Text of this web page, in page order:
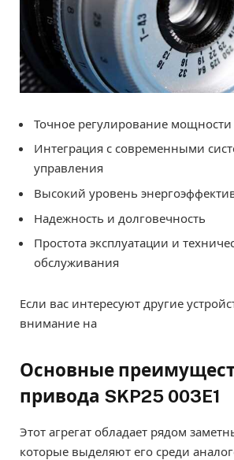
Точное регулирование мощности
Интеграция с современными
управления
Высокий уровень
Надежность и долговечность
Простота эксплуатации и
обслуживания
Если вас интересуют другие
внимание на
Основные
привода SKP25 003E1
Этот агрегат обладает рядом
которые выделяют его среди